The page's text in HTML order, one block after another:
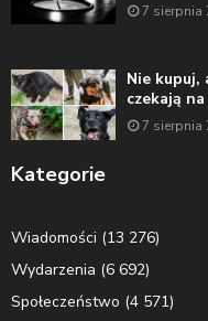
7 sierpnia
Nie
czekają
7 sierpnia
Kategorie
Wiadomości (13 276)
Wydarzenia (6 692)
Społeczeństwo (4 571)